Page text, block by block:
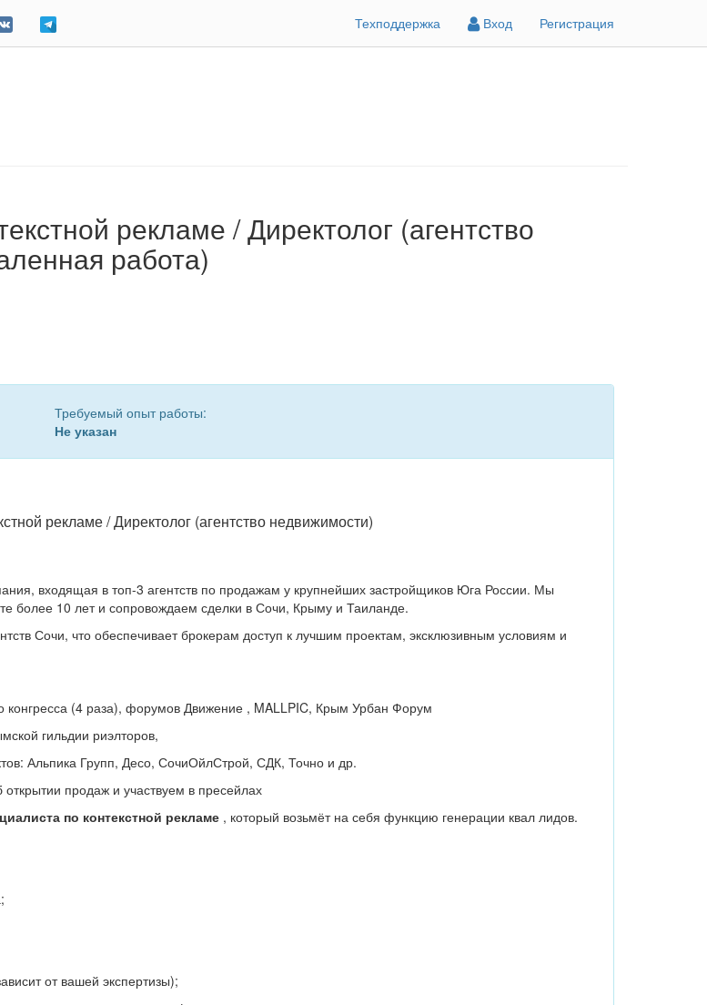
Техподдержка Вход Регистрация
рекламе / Директолог (агентство
работа)
Требуемый опыт работы:
Не указан
рекламе / Директолог (агентство недвижимости)
входящая в топ-3 агентств по продажам у крупнейших застройщиков Юга России. Мы
более 10 лет и сопровождаем сделки в Сочи, Крыму и Таиланде.
Сочи, что обеспечивает брокерам доступ к лучшим проектам, эксклюзивным условиям и
конгресса (4 раза), форумов Движение , MALLPIC, Крым Урбан Форум
гильдии риэлторов,
Альпика Групп, Десо, СочиОйлСтрой, СДК, Точно и др.
продаж и участвуем в пресейлах
по контекстной рекламе , который возьмёт на себя функцию генерации квал лидов.
от вашей экспертизы);